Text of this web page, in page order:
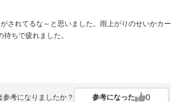
されてるな～と思いました。雨上がりのせいかカー
ちで疲れました。
参考になりましたか？ 参考になった 0